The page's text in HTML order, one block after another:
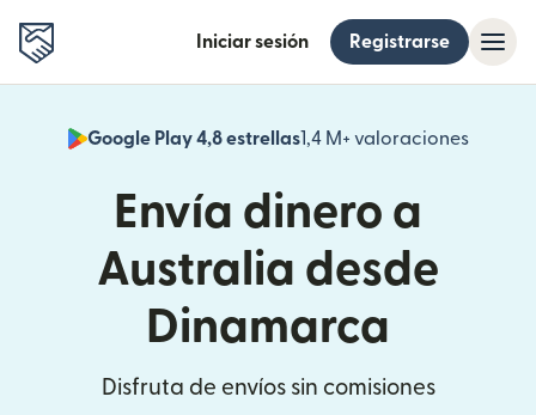
Iniciar sesión Registrarse
Google Play 4,8 estrellas1,4 M+ valoraciones
(se
Envía dinero a
Australia desde
Dinamarca
Disfruta de envíos sin comisiones